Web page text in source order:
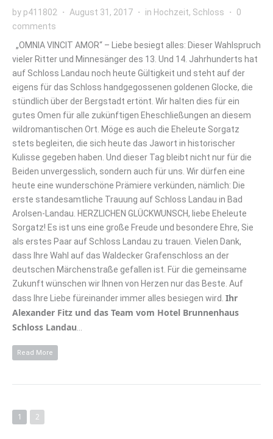
by p411802 August 31, 2017 in Hochzeit, Schloss
0
comments
„OMNIA VINCIT AMOR“ – Liebe besiegt alles: Dieser Wahlspruch
vieler Ritter und Minnesänger des 13. Und 14. Jahrhunderts hat
auf Schloss Landau noch heute Gültigkeit und steht auf der
eigens für das Schloss handgegossenen goldenen Glocke, die
stündlich über der Bergstadt ertönt. Wir halten dies für ein
gutes Omen für alle zukünftigen Eheschließungen an diesem
wildromantischen Ort. Möge es auch die Eheleute Sorgatz
stets begleiten, die sich heute das Jawort in historischer
Kulisse gegeben haben. Und dieser Tag bleibt nicht nur für die
Beiden unvergesslich, sondern auch für uns. Wir dürfen eine
heute eine wunderschöne Prämiere verkünden, nämlich: Die
erste standesamtliche Trauung auf Schloss Landau in Bad
Arolsen-Landau. HERZLICHEN GLÜCKWUNSCH, liebe Eheleute
Sorgatz! Es ist uns eine große Freude und besondere Ehre, Sie
als erstes Paar auf Schloss Landau zu trauen. Vielen Dank,
dass Ihre Wahl auf das Waldecker Grafenschloss an der
deutschen Märchenstraße gefallen ist. Für die gemeinsame
Zukunft wünschen wir Ihnen von Herzen nur das Beste. Auf
dass Ihre Liebe füreinander immer alles besiegen wird. Ihr
Alexander Fitz und das Team vom Hotel Brunnenhaus
Schloss Landau
Read More
1 2